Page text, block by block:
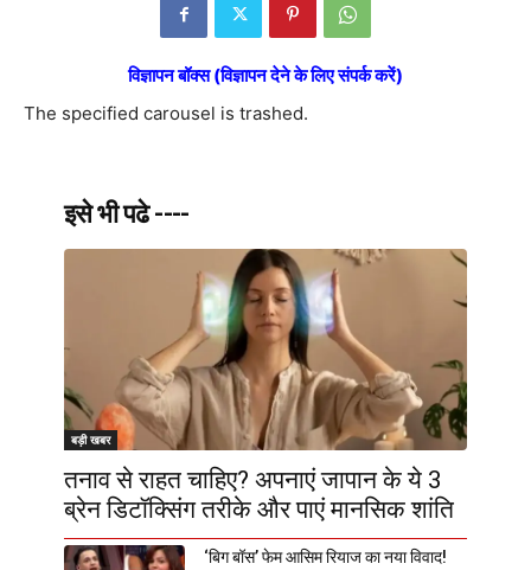
विज्ञापन बॉक्स (विज्ञापन देने के लिए संपर्क करें)
The specified carousel is trashed.
इसे भी पढे ----
बड़ी खबर
तनाव से राहत चाहिए? अपनाएं जापान के ये 3
ब्रेन डिटॉक्सिंग तरीके और पाएं मानसिक शांति
‘बिग बॉस’ फेम आसिम रियाज का नया विवाद!